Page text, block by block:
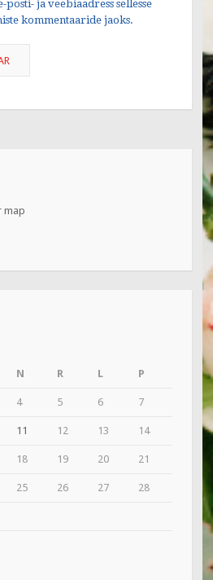
posti- ja veebiaadress sellesse
kommentaaride jaoks.
N R L P
4 5 6 7
11 12 13 14
18 19 20 21
25 26 27 28